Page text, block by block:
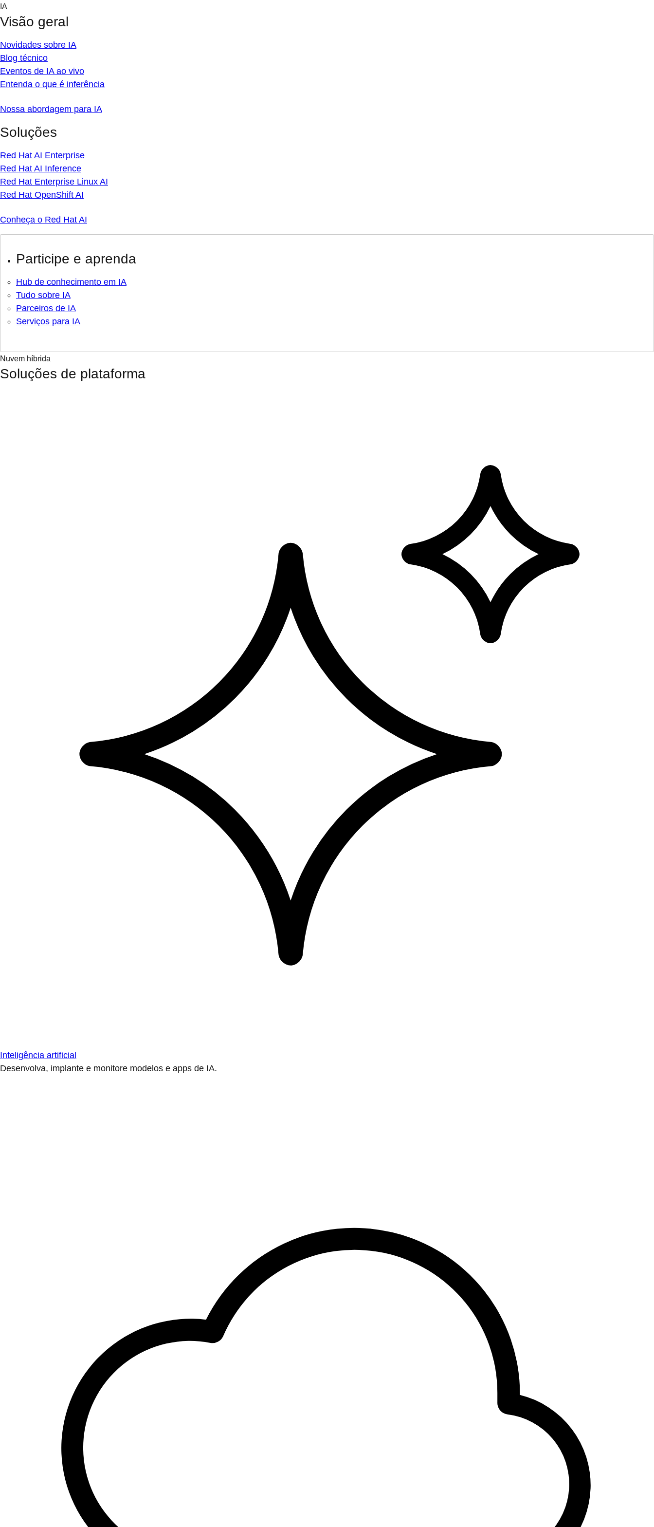
Skip
content
IA
Visão geral
Novidades sobre IA
Blog técnico
Eventos de IA ao vivo
Entenda o que é inferência
Nossa abordagem para IA
Soluções
Red Hat AI Enterprise
Red Hat AI Inference
Red Hat Enterprise Linux AI
Red Hat OpenShift AI
Conheça o Red Hat AI
Participe e aprenda
Hub de conhecimento em IA
Tudo sobre IA
Parceiros de IA
Serviços para IA
Nuvem híbrida
Soluções de plataforma
Inteligência artificial
Desenvolva, implante e monitore modelos e apps de IA.